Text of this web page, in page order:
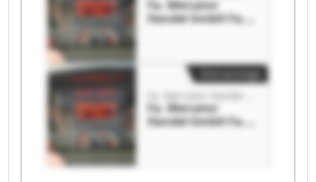
Fa. Mercator
Handel GmbH Fa.
Fa. Mercator
Handel GmbH Fa.
Kleinanzeige